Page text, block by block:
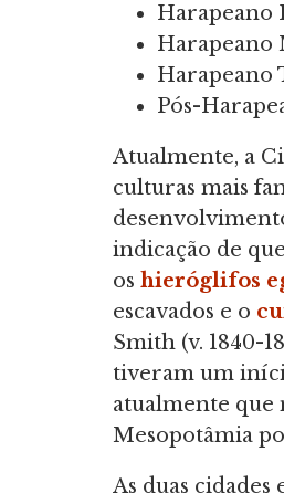
Harapeano
Harapeano
Harapeano
Pós-
Atualmente, a
culturas mais
indicação de
os hieróglifos
escavados e o
Smith (v. 1840-
tiveram um
atualmente que
Mesopotâmia
As duas cidades